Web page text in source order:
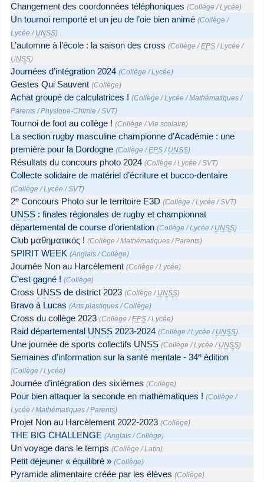
Changement des coordonnées téléphoniques (Collège /Lycée)
Un tournoi remporté et un jeu de l’oie bien animé (Collège /
Lycée / UNSS)
L’automne à l’école : la saison des cross (Collège /EPS /Lycée /
UNSS)
Journées d’intégration 2024 (Collège /Lycée)
Gestes Qui Sauvent (Collège)
Achat groupé de calculatrices ! (Collège /Lycée /Mathématiques /
Parents /Physique-Chimie /SVT)
Tournoi de foot au collège ! (Collège / Vie scolaire)
La section rugby masculine championne d’Académie : une
première pour la Dordogne (Collège /EPS / UNSS)
Résultats du concours photo 2024 (Collège /Lycée /SVT)
Collecte solidaire de matériel d’écriture et bucco-dentaire
(Collège /Lycée /SVT)
2e Concours Photo sur le territoire E3D (Collège /Lycée /SVT)
UNSS : finales régionales de rugby et championnat
départemental de course d’orientation (Collège /Lycée / UNSS)
Club μαθηματικός ! (Collège /Mathématiques /Parents)
SPIRIT WEEK (Anglais /Collège)
Journée Non au Harcèlement (Collège /Lycée)
C’est gagné ! (Collège)
Cross UNSS de district 2023 (Collège / UNSS)
Bravo à Lucas (Arts plastiques /Collège)
Cross du collège 2023 (Collège /EPS /Lycée)
Raid départemental UNSS 2023-2024 (Collège /Lycée / UNSS)
Une journée de sports collectifs UNSS (Collège /Lycée / UNSS)
Semaines d’information sur la santé mentale - 34e édition
(Collège /Lycée)
Journée d’intégration des sixièmes (Collège)
Pour bien attaquer la seconde en mathématiques ! (Collège /
Lycée /Mathématiques /Parents)
Projet Non au Harcèlement 2022-2023 (Collège)
THE BIG CHALLENGE (Anglais /Collège)
Un voyage dans le temps (Collège /Latin)
Petit déjeuner « équilibré » (Collège)
Pyramide alimentaire créée par les élèves (Collège)